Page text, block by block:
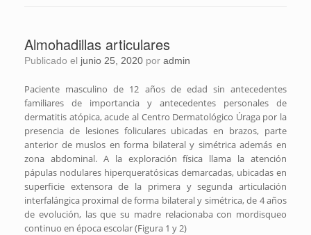
Almohadillas articulares
Publicado el junio 25, 2020 por admin
Paciente masculino de 12 años de edad sin antecedentes
familiares de importancia y antecedentes personales de
dermatitis atópica, acude al Centro Dermatológico Úraga por la
presencia de lesiones foliculares ubicadas en brazos, parte
anterior de muslos en forma bilateral y simétrica además en
zona abdominal. A la exploración física llama la atención
pápulas nodulares hiperqueratósicas demarcadas, ubicadas en
superficie extensora de la primera y segunda articulación
interfalángica proximal de forma bilateral y simétrica, de 4 años
de evolución, las que su madre relacionaba con mordisqueo
continuo en época escolar (Figura 1 y 2)